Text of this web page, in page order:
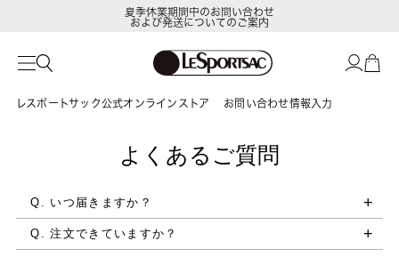
夏季休業期間中のお問い合わせ
および発送についてのご案内
レスポートサック公式オンラインストア お問い合わせ情報入力
よくあるご質問
Q. いつ届きますか？
Q. 注文できていますか？